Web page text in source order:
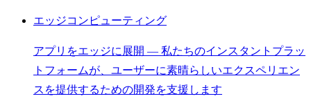
エッジコンピューティング
アプリをエッジに展開 — 私たちのインスタントプラッ
トフォームが、ユーザーに素晴らしいエクスペリエン
スを提供するための開発を支援します